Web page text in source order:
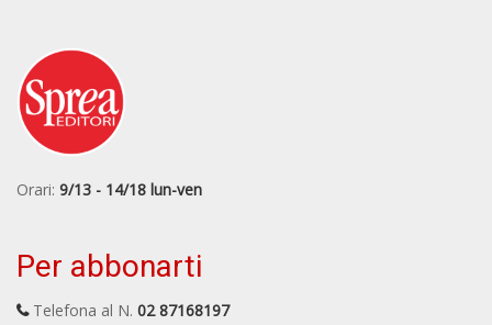
Orari: 9/13 - 14/18 lun-ven
Per abbonarti
Telefona al N. 02 87168197